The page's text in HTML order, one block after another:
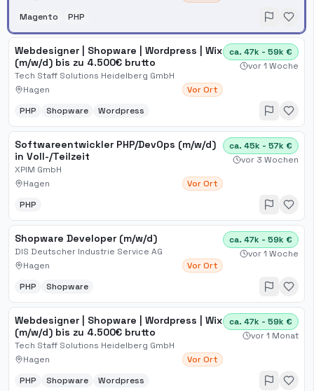
Magento PHP
Webdesigner | Shopware | Wordpress | Wix
(m/w/d) bis zu 4.500€ brutto
Tech Staff Solutions Heidelberg GmbH
Hagen
Vor Ort
ca. 47k - 59k €
vor 1 Woche
PHP Shopware Wordpress
Softwareentwickler PHP/DevOps (m/w/d)
in Voll-/Teilzeit
XPIM GmbH
Hagen
Vor Ort
ca. 45k - 57k €
vor 3 Wochen
PHP
Shopware Developer (m/w/d)
DIS Deutscher Industrie Service AG
Hagen
Vor Ort
ca. 47k - 59k €
vor 1 Woche
PHP Shopware
Webdesigner | Shopware | Wordpress | Wix
(m/w/d) bis zu 4.500€ brutto
Tech Staff Solutions Heidelberg GmbH
Hagen
Vor Ort
ca. 47k - 59k €
vor 1 Monat
PHP Shopware Wordpress